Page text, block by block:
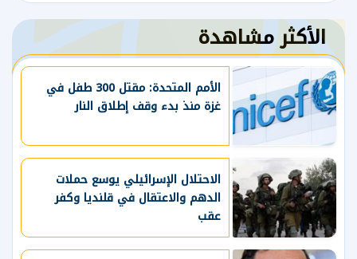
الأكثر مشاهدة
الأمم المتحدة: مقتل 300 طفل في
غزة منذ بدء وقف إطلاق النار
الاحتلال الإسرائيلي يوسع حملات
الدهم والاعتقال في قلنديا وكفر
عقب